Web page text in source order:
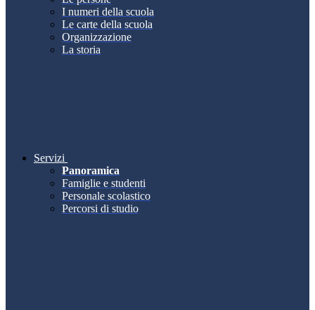
I numeri della scuola
Le carte della scuola
Organizzazione
La storia
Servizi
Panoramica
Famiglie e studenti
Personale scolastico
Percorsi di studio